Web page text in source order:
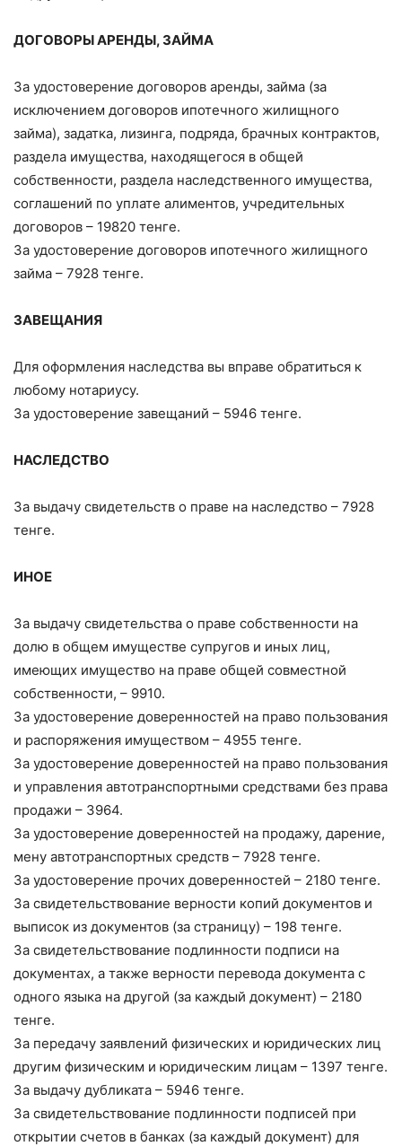
ДОГОВОРЫ АРЕНДЫ, ЗАЙМА
За удостоверение договоров аренды, займа (за
исключением договоров ипотечного жилищного
займа), задатка, лизинга, подряда, брачных контрактов,
раздела имущества, находящегося в общей
собственности, раздела наследственного имущества,
соглашений по уплате алиментов, учредительных
договоров – 19820 тенге.
За удостоверение договоров ипотечного жилищного
займа – 7928 тенге.
ЗАВЕЩАНИЯ
Для оформления наследства вы вправе обратиться к
любому нотариусу.
За удостоверение завещаний – 5946 тенге.
НАСЛЕДСТВО
За выдачу свидетельств о праве на наследство – 7928
тенге.
ИНОЕ
За выдачу свидетельства о праве собственности на
долю в общем имуществе супругов и иных лиц,
имеющих имущество на праве общей совместной
собственности, – 9910.
За удостоверение доверенностей на право пользования
и распоряжения имуществом – 4955 тенге.
За удостоверение доверенностей на право пользования
и управления автотранспортными средствами без права
продажи – 3964.
За удостоверение доверенностей на продажу, дарение,
мену автотранспортных средств – 7928 тенге.
За удостоверение прочих доверенностей – 2180 тенге.
За свидетельствование верности копий документов и
выписок из документов (за страницу) – 198 тенге.
За свидетельствование подлинности подписи на
документах, а также верности перевода документа с
одного языка на другой (за каждый документ) – 2180
тенге.
За передачу заявлений физических и юридических лиц
другим физическим и юридическим лицам – 1397 тенге.
За выдачу дубликата – 5946 тенге.
За свидетельствование подлинности подписей при
открытии счетов в банках (за каждый документ) для